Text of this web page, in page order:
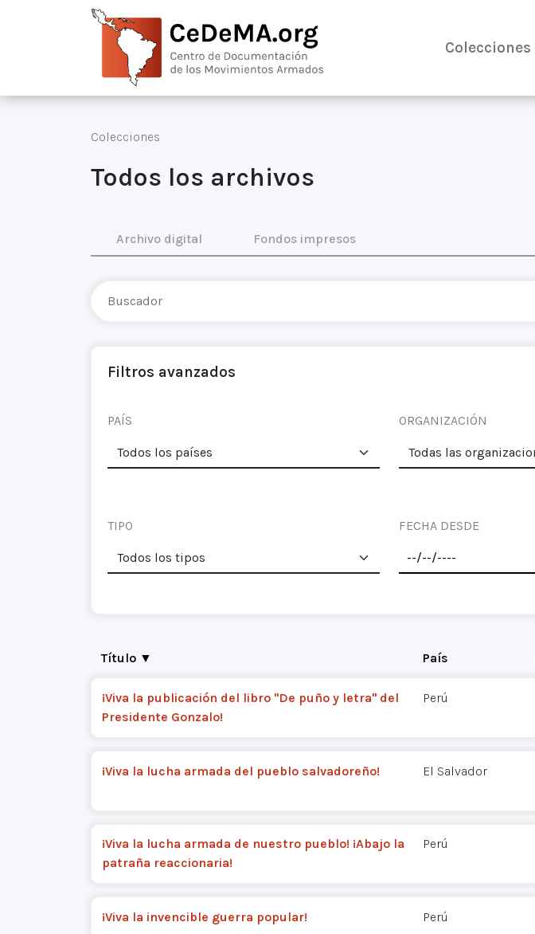
Colecciones
Colecciones
Todos los archivos
Archivo digital Fondos impresos
Filtros avanzados
PAÍS ORGANIZACIÓN
TIPO FECHA DESDE
Título ▼ País
¡Viva la publicación del libro "De puño y letra" del
Presidente Gonzalo!
Perú
¡Viva la lucha armada del pueblo salvadoreño! El Salvador
¡Viva la lucha armada de nuestro pueblo! ¡Abajo la
patraña reaccionaria!
Perú
¡Viva la invencible guerra popular! Perú